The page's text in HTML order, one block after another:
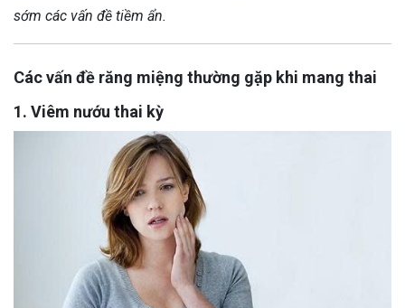
sớm các vấn đề tiềm ẩn.
Các vấn đề răng miệng thường gặp khi mang thai
1. Viêm nướu thai kỳ